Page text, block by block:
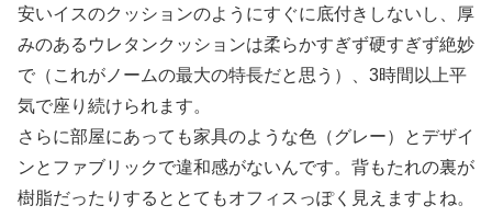
安いイスのクッションのようにすぐに底付きしないし、厚
みのあるウレタンクッションは柔らかすぎず硬すぎず絶妙
で（これがノームの最大の特長だと思う）、3時間以上平
気で座り続けられます。
さらに部屋にあっても家具のような色（グレー）とデザイ
ンとファブリックで違和感がないんです。背もたれの裏が
樹脂だったりするととてもオフィスっぽく見えますよね。